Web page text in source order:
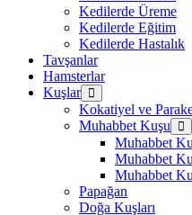
Kedilerde Üreme
Kedilerde Eğitim
Kedilerde Hastalık
Tavşanlar
Hamsterlar
Kuşlar
Kokatiyel ve
Muhabbet Kuşu
Muhabbet
Muhabbet
Muhabbet
Papağan
Doğa Kuşları